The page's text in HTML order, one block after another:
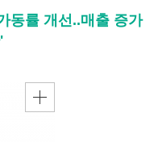
동률 개선..매출 증가